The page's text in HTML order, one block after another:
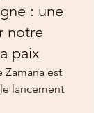
: une
notre
paix
Zamana est
lancement